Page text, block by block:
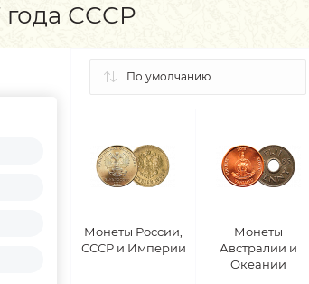
года СССР
Монеты России,
СССР и Империи
Монеты
Австралии и
Океании